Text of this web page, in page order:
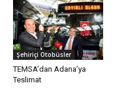
Şehiriçi Otobüsler
TEMSA’dan Adana’ya
Teslimat